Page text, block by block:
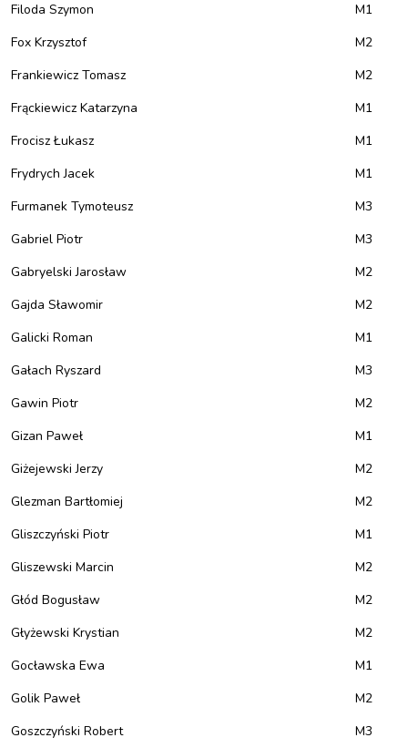
Filoda Szymon
M1
Fox Krzysztof
M2
Frankiewicz Tomasz
M2
Frąckiewicz Katarzyna
M1
Frocisz Łukasz
M1
Frydrych Jacek
M1
Furmanek Tymoteusz
M3
Gabriel Piotr
M3
Gabryelski Jarosław
M2
Gajda Sławomir
M2
Galicki Roman
M1
Gałach Ryszard
M3
Gawin Piotr
M2
Gizan Paweł
M1
Giżejewski Jerzy
M2
Glezman Bartłomiej
M2
Gliszczyński Piotr
M1
Gliszewski Marcin
M2
Głód Bogusław
M2
Głyżewski Krystian
M2
Gocławska Ewa
M1
Golik Paweł
M2
Goszczyński Robert
M3